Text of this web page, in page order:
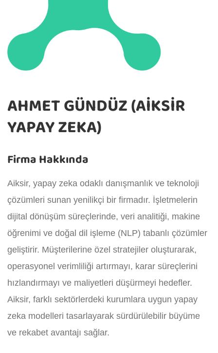
AHMET GÜNDÜZ (AIKSIR
YAPAY ZEKA)
Firma Hakkında
Aiksir, yapay zeka odaklı danışmanlık ve teknoloji
çözümleri sunan yenilikçi bir firmadır. İşletmelerin
dijital dönüşüm süreçlerinde, veri analitiği, makine
öğrenimi ve doğal dil işleme (NLP) tabanlı çözümler
geliştirir. Müşterilerine özel stratejiler oluşturarak,
operasyonel verimliliği artırmayı, karar süreçlerini
hızlandırmayı ve maliyetleri düşürmeyi hedefler.
Aiksir, farklı sektörlerdeki kurumlara uygun yapay
zeka modelleri tasarlayarak sürdürülebilir büyüme
ve rekabet avantajı sağlar.